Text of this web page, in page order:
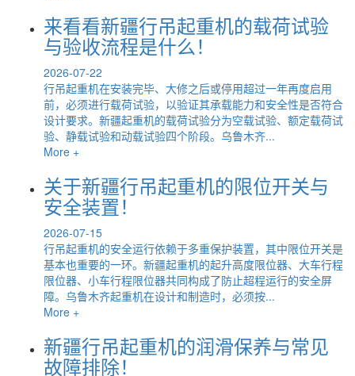
来看看新疆行吊起重机的载荷试验
与验收流程是什么！
2026-07-22
行吊起重机在安装完毕、大修之后或停用超过一年再度启用
前，必须进行载荷试验，以验证其承载能力和安全性是否符合
设计要求。新疆起重机的载荷试验分为空载试验、额定载荷试
验、静载试验和动载试验四个阶段。乌鲁木齐...
More +
关于新疆行吊起重机的限位开关与
安全装置！
2026-07-15
行吊起重机的安全运行依赖于多重保护装置，其中限位开关是
基本也重要的一环。新疆起重机的起升高度限位器、大车行程
限位器、小车行程限位器共同构成了防止超程运行的安全屏
障。乌鲁木齐起重机在设计和制造时，必须按...
More +
新疆行吊起重机的润滑保养与常见
故障排除！